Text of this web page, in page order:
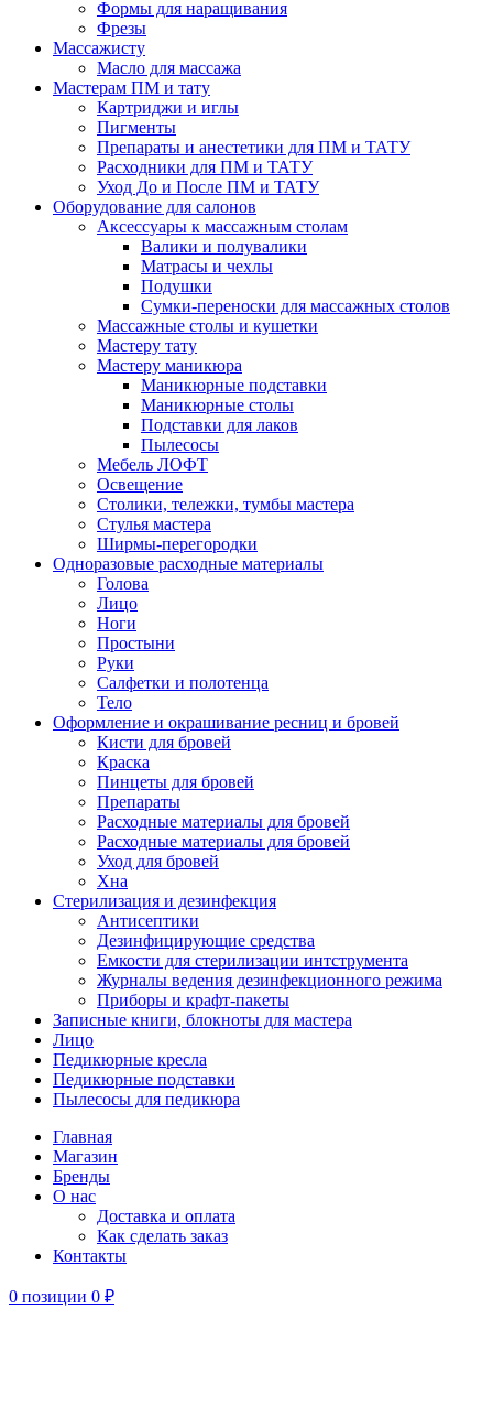
Формы для наращивания
Фрезы
Массажисту
Масло для массажа
Мастерам ПМ и тату
Картриджи и иглы
Пигменты
Препараты и анестетики для ПМ и ТАТУ
Расходники для ПМ и ТАТУ
Уход До и После ПМ и ТАТУ
Оборудование для салонов
Аксессуары к массажным столам
Валики и полувалики
Матрасы и чехлы
Подушки
Сумки-переноски для массажных столов
Массажные столы и кушетки
Мастеру тату
Мастеру маникюра
Маникюрные подставки
Маникюрные столы
Подставки для лаков
Пылесосы
Мебель ЛОФТ
Освещение
Столики, тележки, тумбы мастера
Стулья мастера
Ширмы-перегородки
Одноразовые расходные материалы
Голова
Лицо
Ноги
Простыни
Руки
Салфетки и полотенца
Тело
Оформление и окрашивание ресниц и бровей
Кисти для бровей
Краска
Пинцеты для бровей
Препараты
Расходные материалы для бровей
Расходные материалы для бровей
Уход для бровей
Хна
Стерилизация и дезинфекция
Антисептики
Дезинфицирующие средства
Емкости для стерилизации интструмента
Журналы ведения дезинфекционного режима
Приборы и крафт-пакеты
Записные книги, блокноты для мастера
Лицо
Педикюрные кресла
Педикюрные подставки
Пылесосы для педикюра
Главная
Магазин
Бренды
О нас
Доставка и оплата
Как сделать заказ
Контакты
0 позиции 0 ₽